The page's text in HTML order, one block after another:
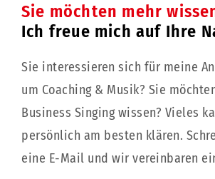
Sie möchten mehr
Ich freue mich auf Ihre
Sie interessieren sich für meine
um Coaching & Musik? Sie
Business Singing wissen? Vieles
persönlich am besten klären.
eine E-Mail und wir vereinbaren